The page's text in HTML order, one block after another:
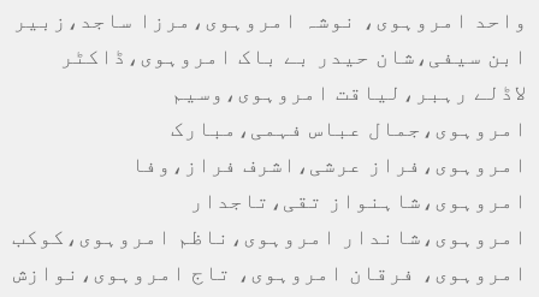
واحد امروہوی، نوشہ امروہوی،مرزا ساجد،زبیر
ابن سیفی،شان حیدر بے باک امروہوی،ڈاکٹر
لاڈلے رہبر،لیاقت امروہوی،وسیم
امروہوی،جمال عباس فہمی،مبارک
امروہوی،فراز عرشی،اشرف فراز،وفا
امروہوی،شاہنواز تقی،تاجدار
امروہوی،شاندار امروہوی،ناظم امروہوی،کوکب
امروہوی، فرقان امروہوی، تاج امروہوی،نوازش